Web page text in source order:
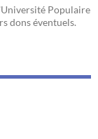
Populaire
dons éventuels.